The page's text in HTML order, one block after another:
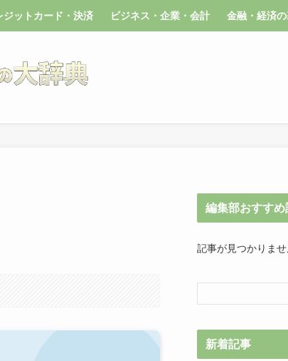
ジットカード・決済 ビジネス・企業・会計 金融・経済
編集部おすすめ
記事が見つかりませ
新着記事